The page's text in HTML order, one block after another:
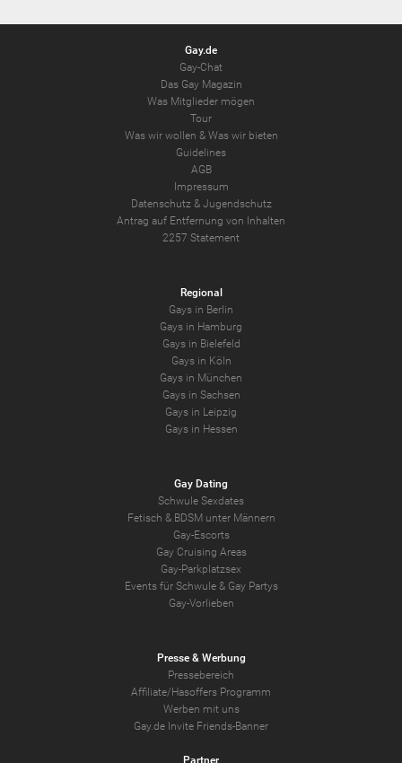
Gay.de
Gay-Chat
Das Gay Magazin
Was Mitglieder mögen
Tour
Was wir wollen & Was wir bieten
Guidelines
AGB
Impressum
Datenschutz& Jugendschutz
Antrag auf Entfernung von Inhalten
2257 Statement
Regional
Gays in Berlin
Gays in Hamburg
Gays in Bielefeld
Gays in Köln
Gays in München
Gays in Sachsen
Gays in Leipzig
Gays in Hessen
Gay Dating
Schwule Sexdates
Fetisch & BDSM unter Männern
Gay-Escorts
Gay Cruising Areas
Gay-Parkplatzsex
Events für Schwule & Gay Partys
Gay-Vorlieben
Presse & Werbung
Pressebereich
Affiliate/Hasoffers Programm
Werben mit uns
Gay.de Invite Friends-Banner
Partner